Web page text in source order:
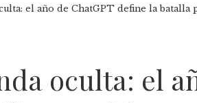
el año de ChatGPT define la
oculta: el